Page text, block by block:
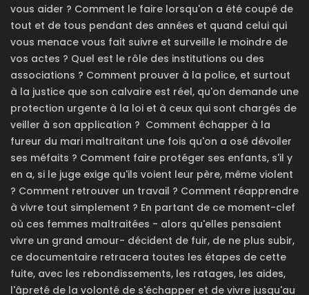
vous aider ? Comment le faire lorsqu'on a été coupé de
tout et de tous pendant des années et quand celui qui
vous menace vous fait suivre et surveille le moindre de
vos actes ? Quel est le rôle des institutions ou des
associations ? Comment prouver à la police, et surtout
à la justice que son calvaire est réel, qu'on demande une
protection urgente à la loi et à ceux qui sont chargés de
veiller à son application ? Comment échapper à la
fureur du mari maltraitant une fois qu'on a osé dévoiler
ses méfaits ? Comment faire protéger ses enfants, s'il y
en a, si le juge exige qu'ils voient leur père, même violent
? Comment retrouver un travail ? Comment réapprendre
à vivre tout simplement ? En partant de ce moment-clef
où ces femmes maltraitées - alors qu'elles pensaient
vivre un grand amour- décident de fuir, de ne plus subir,
ce documentaire retracera toutes les étapes de cette
fuite, avec les rebondissements, les ratages, les aides,
l'âpreté de la volonté de s'échapper et de vivre jusqu'au